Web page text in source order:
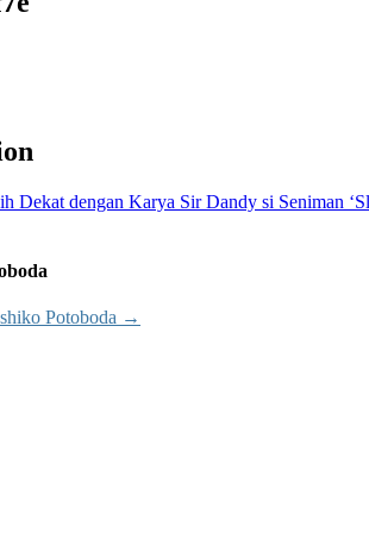
Dekat dengan Karya Sir Dandy si Seniman
Potoboda →